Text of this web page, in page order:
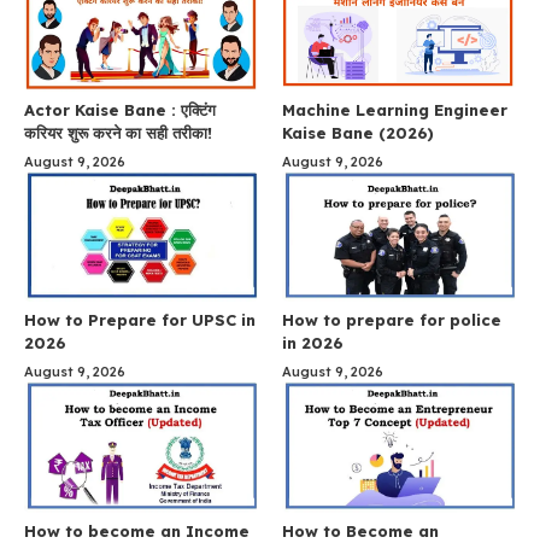
Actor Kaise Bane : एक्टिंग
करियर शुरू करने का सही तरीका!
August 9, 2026
Machine Learning Engineer
Kaise Bane (2026)
August 9, 2026
How to Prepare for UPSC in
2026
August 9, 2026
How to prepare for police
in 2026
August 9, 2026
How to become an Income
How to Become an